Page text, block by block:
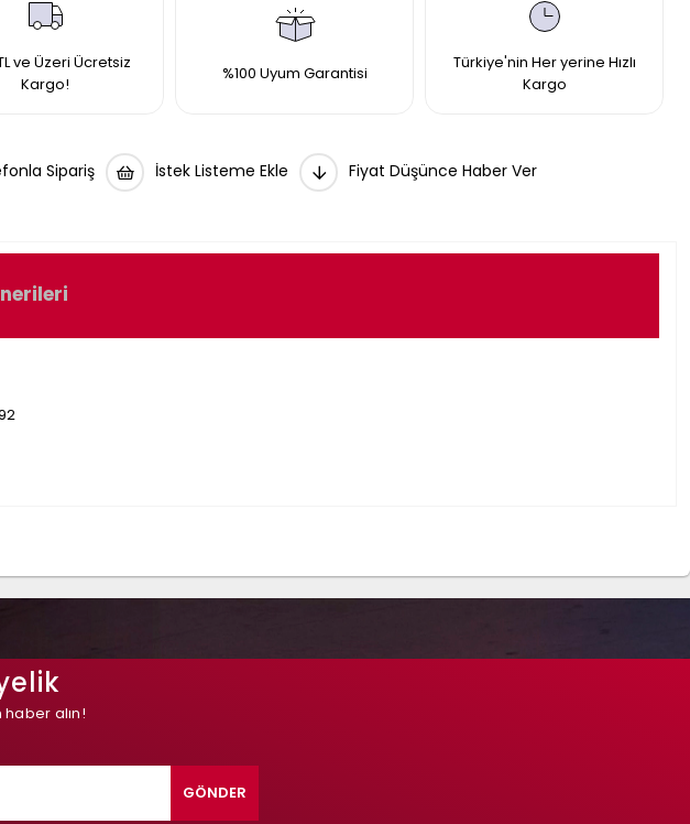
ve Üzeri Ücretsiz
Kargo!
%100 Uyum Garantisi
Türkiye'nin Her yerine Hızlı
Kargo
Sipariş İstek Listeme Ekle Fiyat Düşünce Haber Ver
haber alın!
GÖNDER